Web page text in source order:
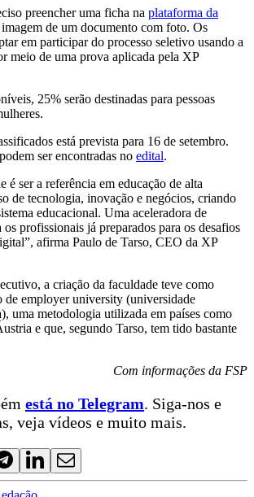
preencher uma ficha na plataforma da
de um documento com foto. Os
em participar do processo seletivo usando a
meio de uma prova aplicada pela XP
25% serão destinadas para pessoas
está prevista para 16 de setembro.
ser encontradas no edital.
é ser a referência em educação de alta
de tecnologia, inovação e negócios, criando
educacional. Uma aceleradora de
os profissionais já preparados para os desafios
afirma Paulo de Tarso, CEO da XP
a criação da faculdade teve como
de employer university (universidade
uma metodologia utilizada em países como
e que, segundo Tarso, tem tido bastante
Com informações da FSP
está no Telegram. Siga-nos e
veja vídeos e muito mais.